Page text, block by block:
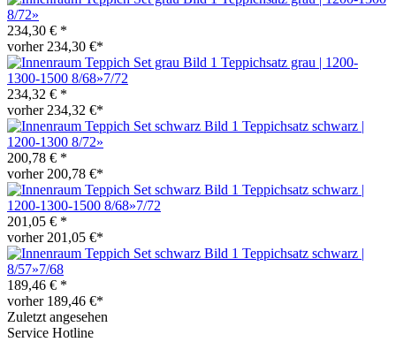
8/72»
234,30 € *
vorher 234,30 €*
Teppichsatz grau | 1200-
1300-1500 8/68»7/72
234,32 € *
vorher 234,32 €*
Teppichsatz schwarz |
1200-1300 8/72»
200,78 € *
vorher 200,78 €*
Teppichsatz schwarz |
1200-1300-1500 8/68»7/72
201,05 € *
vorher 201,05 €*
Teppichsatz schwarz |
8/57»7/68
189,46 € *
vorher 189,46 €*
Zuletzt angesehen
Service Hotline